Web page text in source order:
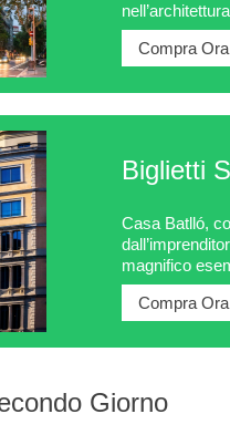
Compra Ora
Biglietti
Casa Batlló,
magnifico
Compra Ora
Giorno